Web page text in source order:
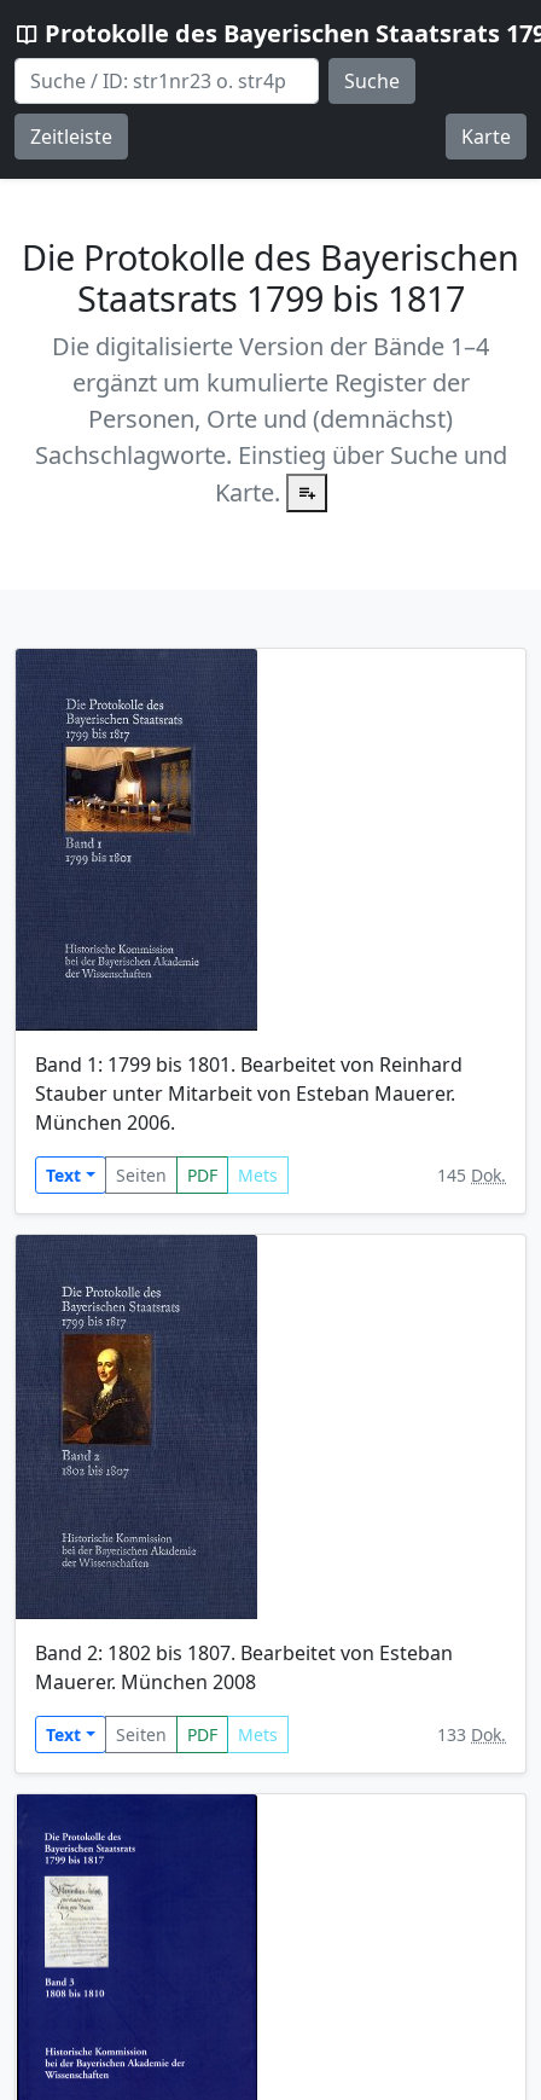
Protokolle des Bayerischen Staatsrats
Suche
Zeitleiste Karte
Die Protokolle des Bayerischen
Staatsrats 1799 bis 1817
Die digitalisierte Version der Bände 1–4
ergänzt um kumulierte Register der
Personen, Orte und (demnächst)
Sachschlagworte. Einstieg über Suche und
Karte.
Band 1: 1799 bis 1801. Bearbeitet von Reinhard
Stauber unter Mitarbeit von Esteban Mauerer.
München 2006.
Text Seiten PDF Mets 145 Dok.
Band 2: 1802 bis 1807. Bearbeitet von Esteban
Mauerer. München 2008
Text Seiten PDF Mets 133 Dok.